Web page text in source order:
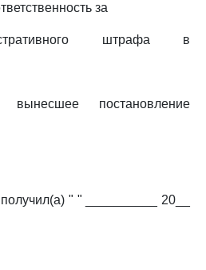
за
штрафа в
вынесшее постановление
" " __________ 20__